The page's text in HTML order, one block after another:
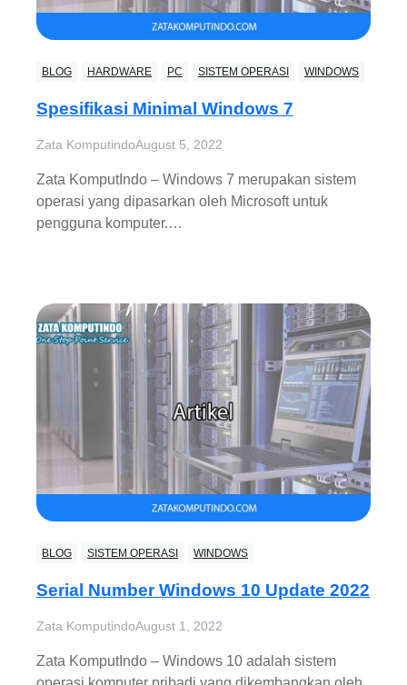
BLOG HARDWARE PC SISTEM OPERASI WINDOWS
Spesifikasi Minimal Windows 7
Zata KomputindoAugust 5, 2022
Zata KomputIndo – Windows 7 merupakan sistem
operasi yang dipasarkan oleh Microsoft untuk
pengguna komputer.…
BLOG SISTEM OPERASI WINDOWS
Serial Number Windows 10 Update 2022
Zata KomputindoAugust 1, 2022
Zata KomputIndo – Windows 10 adalah sistem